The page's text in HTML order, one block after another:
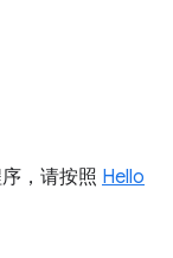
，请按照 Hello